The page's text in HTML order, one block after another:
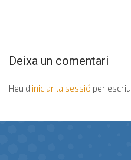
Deixa un comentari
Heu d'iniciar la sessió per